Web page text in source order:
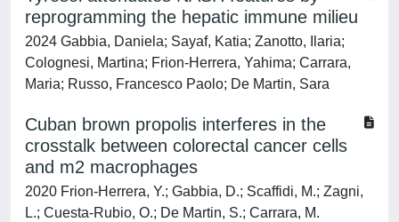
reprogramming the hepatic immune milieu
2024 Gabbia, Daniela; Sayaf, Katia; Zanotto, Ilaria;
Colognesi, Martina; Frion-Herrera, Yahima; Carrara,
Maria; Russo, Francesco Paolo; De Martin, Sara
Cuban brown propolis interferes in the
crosstalk between colorectal cancer cells
and m2 macrophages
2020 Frion-Herrera, Y.; Gabbia, D.; Scaffidi, M.; Zagni,
L.; Cuesta-Rubio, O.; De Martin, S.; Carrara, M.